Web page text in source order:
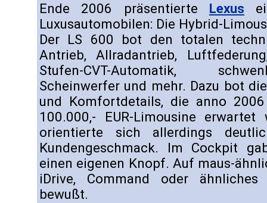
Ende 2006 präsentierte Lexus
Luxusautomobilen: Die Hybrid-
Der LS 600 bot den totalen
Antrieb, Allradantrieb,
Stufen-CVT-Automatik,
Scheinwerfer und mehr. Dazu bot
und Komfortdetails, die anno
100.000,- EUR-Limousine
orientierte sich allerdings
Kundengeschmack. Im Cockpit
einen eigenen Knopf. Auf maus-
iDrive, Command oder
bewußt.